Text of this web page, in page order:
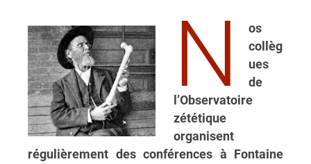
N
os
collèg
ues
de
l’Observatoire
zététique
organisent
régulièrement des conférences à Fontaine